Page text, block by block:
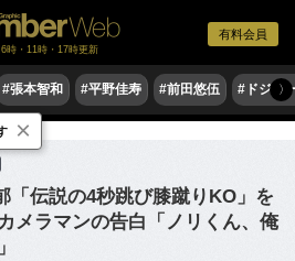
有料会員
時・11時・17時更新
#張本智和 #平野佳寿 #前田悠伍 #ドジャ
〉
「伝説の4秒跳び膝蹴りKO」を
メラマンの告白「ノリくん、俺
×